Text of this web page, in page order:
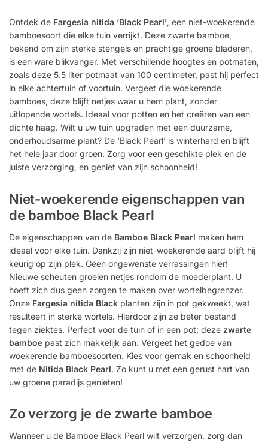
Ontdek de Fargesia nitida ‘Black Pearl’, een niet-woekerende
bamboesoort die elke tuin verrijkt. Deze zwarte bamboe,
bekend om zijn sterke stengels en prachtige groene bladeren,
is een ware blikvanger. Met verschillende hoogtes en potmaten,
zoals deze 5.5 liter potmaat van 100 centimeter, past hij perfect
in elke achtertuin of voortuin. Vergeet die woekerende
bamboes, deze blijft netjes waar u hem plant, zonder
uitlopende wortels. Ideaal voor potten en het creëren van een
dichte haag. Wilt u uw tuin upgraden met een duurzame,
onderhoudsarme plant? De ‘Black Pearl’ is winterhard en blijft
het hele jaar door groen. Zorg voor een geschikte plek en de
juiste verzorging, en geniet van zijn schoonheid!
Niet-woekerende eigenschappen van
de bamboe Black Pearl
De eigenschappen van de Bamboe Black Pearl maken hem
ideaal voor elke tuin. Dankzij zijn niet-woekerende aard blijft hij
keurig op zijn plek. Geen ongewenste verrassingen hier!
Nieuwe scheuten groeien netjes rondom de moederplant. U
hoeft zich dus geen zorgen te maken over wortelbegrenzer.
Onze Fargesia nitida Black planten zijn in pot gekweekt, wat
resulteert in sterke wortels. Hierdoor zijn ze beter bestand
tegen ziektes. Perfect voor de tuin of in een pot; deze zwarte
bamboe past zich makkelijk aan. Vergeet het gedoe van
woekerende bamboesoorten. Kies voor gemak en schoonheid
met de Nitida Black Pearl. Zo kunt u met een gerust hart van
uw groene paradijs genieten!
Zo verzorg je de zwarte bamboe
Wanneer u de Bamboe Black Pearl wilt verzorgen, zorg dan